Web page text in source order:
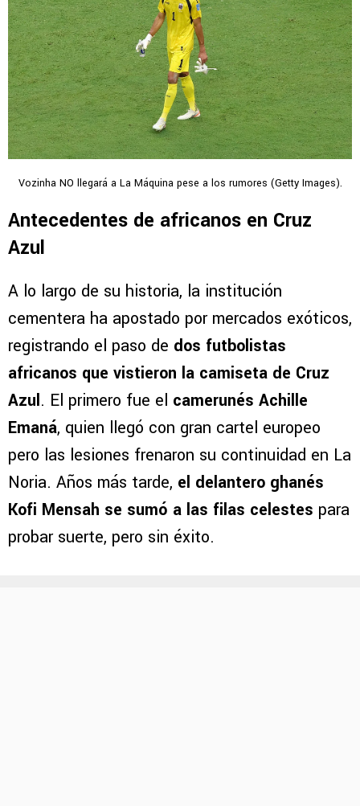
Vozinha NO llegará a La Máquina pese a los rumores (Getty Images).
Antecedentes de africanos en Cruz
Azul
A lo largo de su historia, la institución
cementera ha apostado por mercados exóticos,
registrando el paso de dos futbolistas
africanos que vistieron la camiseta de Cruz
Azul. El primero fue el camerunés Achille
Emaná, quien llegó con gran cartel europeo
pero las lesiones frenaron su continuidad en La
Noria. Años más tarde, el delantero ghanés
Kofi Mensah se sumó a las filas celestes para
probar suerte, pero sin éxito.